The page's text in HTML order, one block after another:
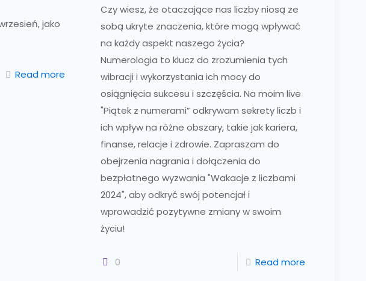
jako
Read more
Czy wiesz, że otaczające nas liczby niosą ze
sobą ukryte znaczenia, które mogą wpływać
na każdy aspekt naszego życia?
Numerologia to klucz do zrozumienia tych
wibracji i wykorzystania ich mocy do
osiągnięcia sukcesu i szczęścia. Na moim live
"Piątek z numerami” odkrywam sekrety liczb i
ich wpływ na różne obszary, takie jak kariera,
finanse, relacje i zdrowie. Zapraszam do
obejrzenia nagrania i dołączenia do
bezpłatnego wyzwania "Wakacje z liczbami
2024", aby odkryć swój potencjał i
wprowadzić pozytywne zmiany w swoim
życiu!
0 Read more